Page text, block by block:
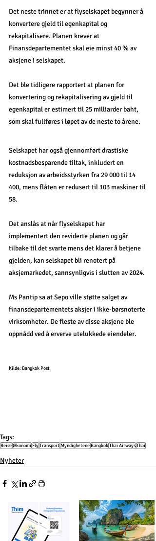
Det neste trinnet er at flyselskapet begynner å
konvertere gjeld til egenkapital og
rekapitalisere. Planen krever at
Finansdepartementet skal eie minst 40 % av
aksjene i selskapet.
Det ble tidligere rapportert at planen for
konvertering og rekapitalisering av gjeld til
egenkapital er estimert til 25 milliarder baht,
som skal fullføres i løpet av de neste to årene.
Selskapet har også gjennomført drastiske
kostnadsbesparende tiltak, inkludert en
reduksjon av arbeidsstyrken fra 29 000 til 14
400, mens flåten er redusert til 103 maskiner til
58.
Det anslås at når flyselskapet har
implementert den reviderte planen og går
tilbake til det svarte mens det klarer å betjene
gjelden, kan selskapet bli renotert på
aksjemarkedet, sannsynligvis i slutten av 2024.
Ms Pantip sa at Sepo ville støtte salget av
finansdepartementets aksjer i ikke-børsnoterte
virksomheter. De fleste av disse aksjene ble
oppnådd ved å erverve utelukkede eiendeler.
Kilde: Bangkok Post
Tags:
ReiseØkonomi FlyTransportMyndighetene BangkokThai AirwaysThai
Nyheter